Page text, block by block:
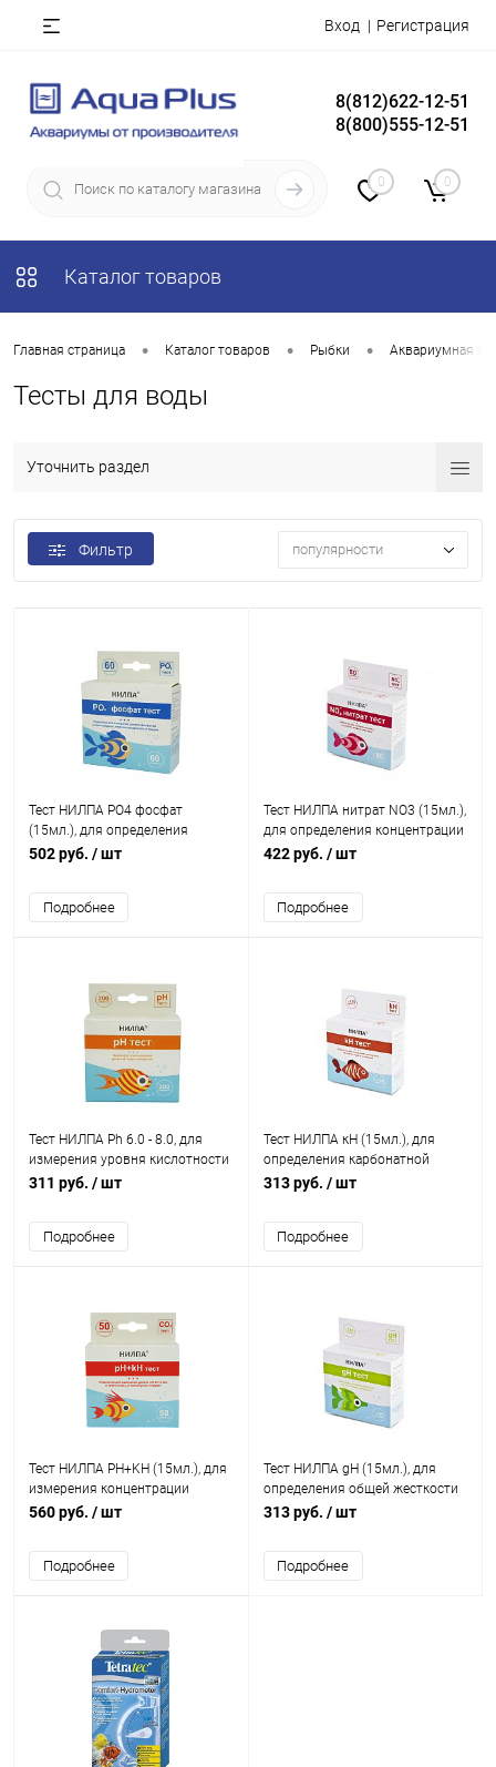
Вход Регистрация
8(812)622-12-51
8(800)555-12-51
0 0
Каталог товаров
Главная страница • Каталог товаров • Рыбки • Аквариумная
Тесты для воды
Уточнить раздел
Фильтр популярности
Тест НИЛПА PO4 фосфат
(15мл.), для определения
концентрации фосфат-ионов в
502 руб. / шт
Подробнее
Тест НИЛПА нитрат NO3 (15мл.),
для определения концентрации
нитратов в воде
422 руб. / шт
Подробнее
Тест НИЛПА Ph 6.0 - 8.0, для
измерения уровня кислотности
воды
311 руб. / шт
Подробнее
Тест НИЛПА кН (15мл.), для
определения карбонатной
жесткости воды
313 руб. / шт
Подробнее
Тест НИЛПА PH+KH (15мл.), для
измерения концентрации
углекислого газа в воде
560 руб. / шт
Подробнее
Тест НИЛПА gН (15мл.), для
определения общей жесткости
воды в аквариуме
313 руб. / шт
Подробнее